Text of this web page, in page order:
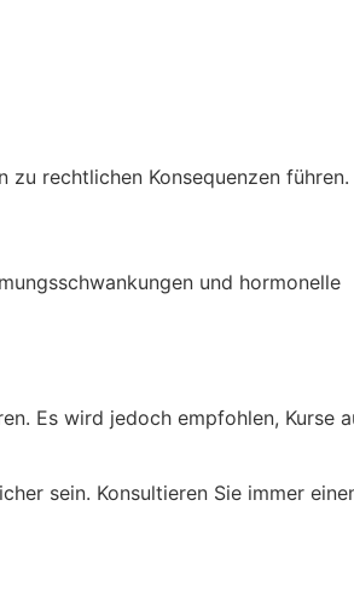
rechtlichen Konsequenzen führen.
und hormonelle
Es wird jedoch empfohlen, Kurse
sein. Konsultieren Sie immer